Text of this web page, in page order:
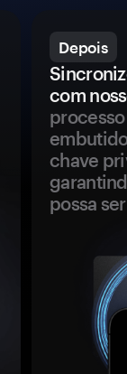
Depois
com
chave
possa